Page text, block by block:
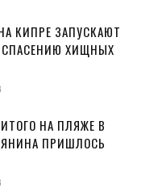
НА КИПРЕ ЗАПУСКАЮТ
ХИЩНЫХ
НА ПЛЯЖЕ В
ПРИШЛОСЬ